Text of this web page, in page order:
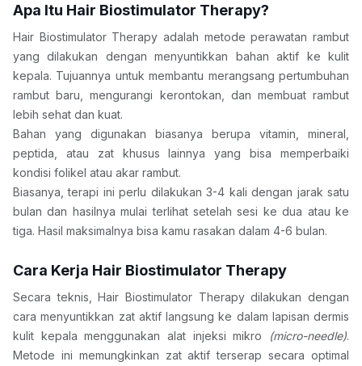
Apa Itu Hair Biostimulator Therapy?
Hair Biostimulator Therapy adalah metode perawatan rambut
yang dilakukan dengan menyuntikkan bahan aktif ke kulit
kepala. Tujuannya untuk membantu merangsang pertumbuhan
rambut baru, mengurangi kerontokan, dan membuat rambut
lebih sehat dan kuat.
Bahan yang digunakan biasanya berupa vitamin, mineral,
peptida, atau zat khusus lainnya yang bisa memperbaiki
kondisi folikel atau akar rambut.
Biasanya, terapi ini perlu dilakukan 3-4 kali dengan jarak satu
bulan dan hasilnya mulai terlihat setelah sesi ke dua atau ke
tiga. Hasil maksimalnya bisa kamu rasakan dalam 4-6 bulan.
Cara Kerja Hair Biostimulator Therapy
Secara teknis, Hair Biostimulator Therapy dilakukan dengan
cara menyuntikkan zat aktif langsung ke dalam lapisan dermis
kulit kepala menggunakan alat injeksi mikro
(micro-needle).
Metode ini memungkinkan zat aktif terserap secara optimal